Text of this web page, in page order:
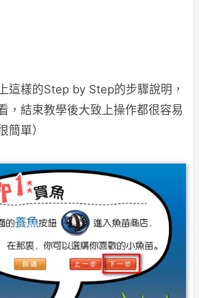
這樣的Step by Step的步驟說明，
，結束教學後大致上操作都很容易
簡單）